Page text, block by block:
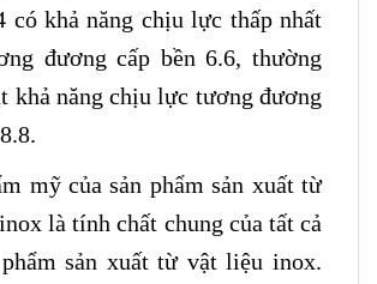
có khả năng chịu lực thấp nhất
đương cấp bền 6.6, thường
khả năng chịu lực tương đương
mỹ của sản phẩm sản xuất từ
là tính chất chung của tất cả
sản xuất từ vật liệu inox.